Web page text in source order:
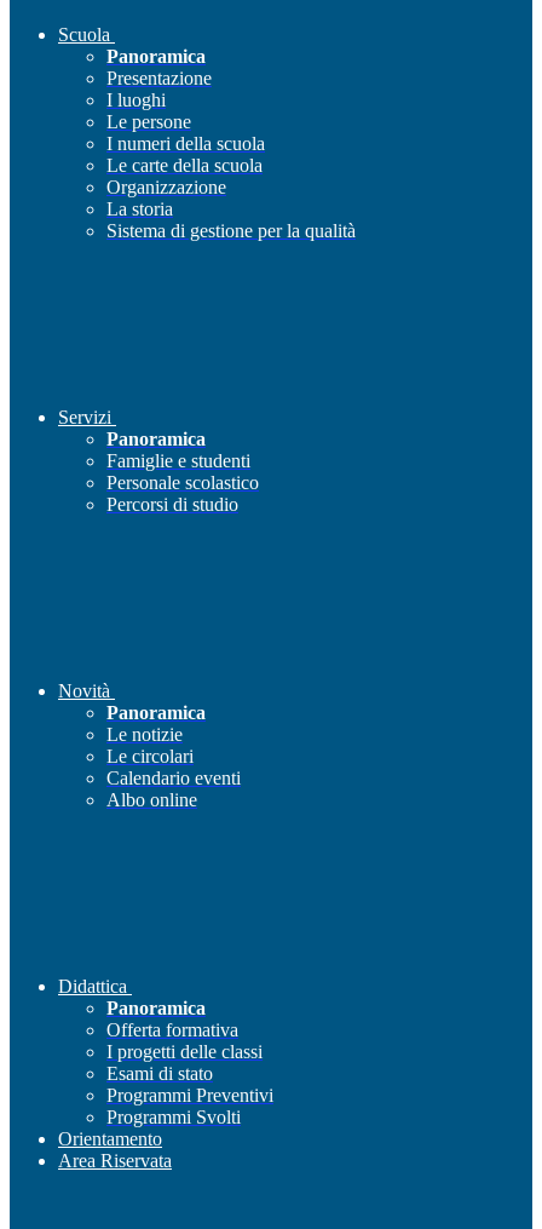
Scuola
Panoramica
Presentazione
I luoghi
Le persone
I numeri della scuola
Le carte della scuola
Organizzazione
La storia
Sistema di gestione per la qualità
Servizi
Panoramica
Famiglie e studenti
Personale scolastico
Percorsi di studio
Novità
Panoramica
Le notizie
Le circolari
Calendario eventi
Albo online
Didattica
Panoramica
Offerta formativa
I progetti delle classi
Esami di stato
Programmi Preventivi
Programmi Svolti
Orientamento
Area Riservata